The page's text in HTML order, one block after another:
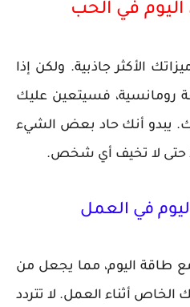
في الحب
الأكثر جاذبية. ولكن إذا
رومانسية، فسيتعين عليك
يبدو أنك حاد بعض الشيء
حتى لا تخيف أي شخص.
في العمل
طاقة اليوم، مما يجعل من
أثناء العمل. لا تتردد